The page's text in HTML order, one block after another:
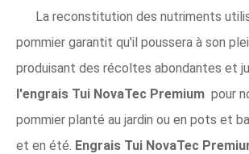
La reconstitution des nutriments
pommier garantit qu'il poussera à son
produisant des récoltes abondantes et
l'engrais Tui NovaTec Premium pour
pommier planté au jardin ou en pots et
et en été. Engrais Tui NovaTec